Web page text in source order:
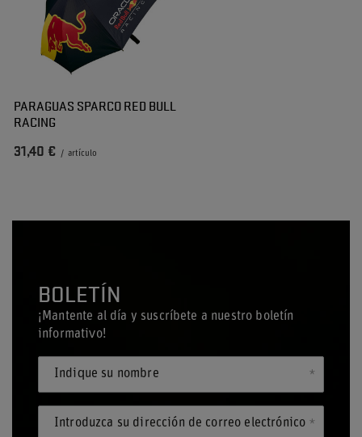
PARAGUAS SPARCO RED BULL
RACING
31,40 € / artículo
BOLETÍN
¡Mantente al día y suscríbete a nuestro boletín
informativo!
Indique su nombre
Introduzca su dirección de correo electrónico